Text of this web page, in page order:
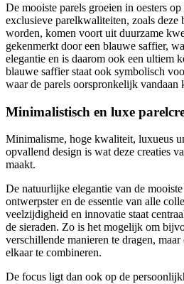
De mooiste parels groeien in oesters
exclusieve parelkwaliteiten, zoals deze
worden, komen voort uit duurzame
gekenmerkt door een blauwe saffier,
elegantie en is daarom ook een ultiem
blauwe saffier staat ook symbolisch
waar de parels oorspronkelijk vandaan
Minimalistisch en luxe
Minimalisme, hoge kwaliteit, luxueus
opvallend design is wat deze creaties
maakt.
De natuurlijke elegantie van de
ontwerpster en de essentie van alle
veelzijdigheid en innovatie staat
de sieraden. Zo is het mogelijk om
verschillende manieren te dragen,
elkaar te combineren.
De focus ligt dan ook op de